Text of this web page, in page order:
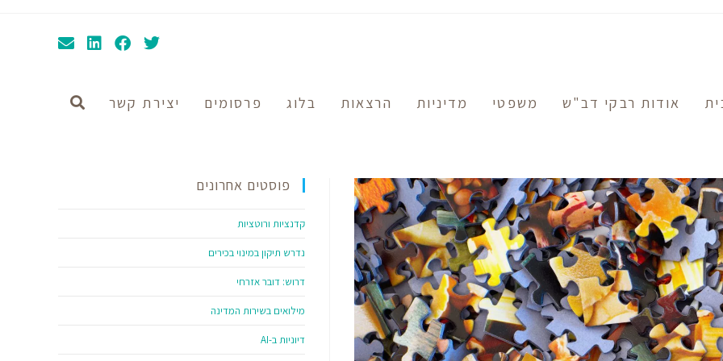
אודות רבקי דב"ש משפטי מדיניות הרצאות בלוג פרסומים יצירת קשר
פוסטים אחרונים
קדנציות ורוטציות
נדרש תיקון במינוי בכירים
דרוש: דובר אזרחי
מילואים בשירות המדינה
דיוניות ב-AI